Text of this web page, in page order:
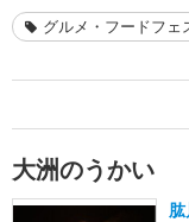
グルメ・フードフェ
大洲のうかい